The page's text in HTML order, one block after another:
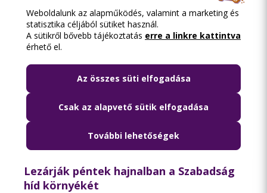
Lezárják péntek hajnalban a Szabadság
híd környékét
Weboldalunk az alapműködés, valamint a marketing és
statisztika céljából sütiket használ.
A sütikről bővebb tájékoztatás erre a linkre kattintva
érhető el.
Az összes süti elfogadása
Csak az alapvető sütik elfogadása
További lehetőségek